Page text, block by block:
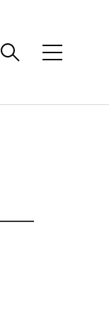
메